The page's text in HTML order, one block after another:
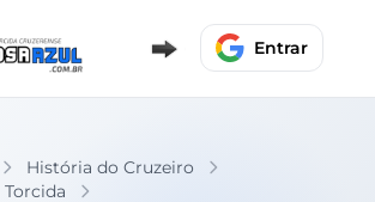
Entrar
História do Cruzeiro